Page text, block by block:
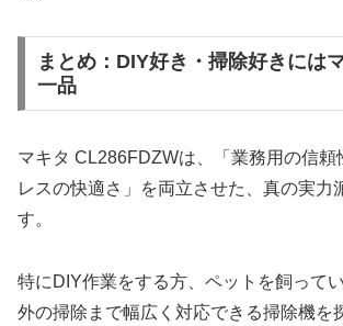
まとめ：DIY好き・掃除好きには
一品
マキタ CL286FDZWは、「業務用の信頼
レスの快適さ」を両立させた、真の実力
す。
特にDIY作業をする方、ペットを飼って
外の掃除まで幅広く対応できる掃除機を